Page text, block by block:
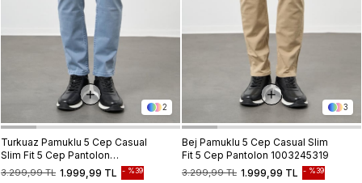
2
Turkuaz Pamuklu 5 Cep Casual
Slim Fit 5 Cep Pantolon
1003245318 1.999,99 TL
3.299,99 TL %39
3
Bej Pamuklu 5 Cep Casual Slim
Fit 5 Cep Pantolon 1003245319
1.999,99 TL
3.299,99 TL %39